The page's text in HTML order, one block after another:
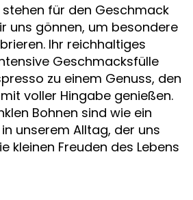
für den Geschmack
uns gönnen, um besondere
Ihr reichhaltiges
Geschmacksfülle
zu einem Genuss, den
voller Hingabe genießen.
Bohnen sind wie ein
unserem Alltag, der uns
kleinen Freuden des Lebens